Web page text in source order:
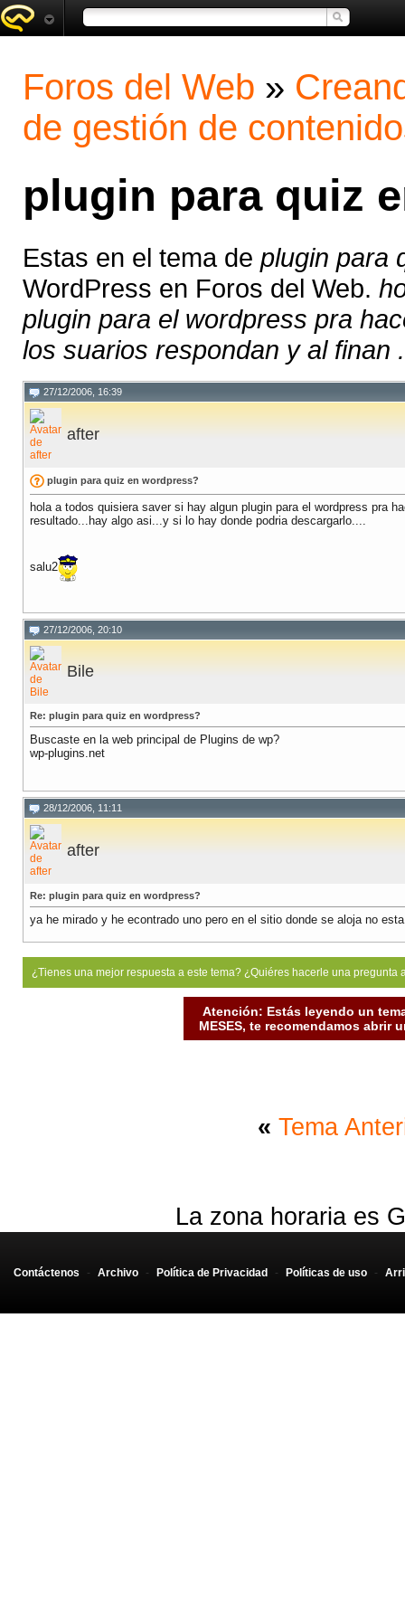
Foros del Web »
de gestión de
plugin para quiz
Estas en el tema de plugin para
WordPress en Foros del Web.
plugin para el wordpress pra
los suarios respondan y al finan
27/12/2006, 16:39
after
plugin para quiz en wordpress?
hola a todos quisiera saver si hay algun plugin para el wordpress pra
resultado...hay algo asi...y si lo hay donde podria descargarlo....
salu2
27/12/2006, 20:10
Bile
Re: plugin para quiz en wordpress?
Buscaste en la web principal de Plugins de wp?
wp-plugins.net
28/12/2006, 11:11
after
Re: plugin para quiz en wordpress?
ya he mirado y he econtrado uno pero en el sitio donde se aloja no
¿Tienes una mejor respuesta a este tema? ¿Quiéres hacerle una
Atención: Estás leyendo un
MESES, te recomendamos abrir
« Tema
La zona horaria es
Contáctenos - Archivo - Política de Privacidad - Políticas de uso -